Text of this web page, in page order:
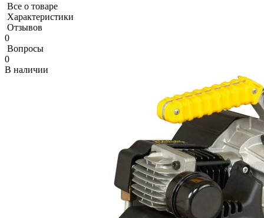
Все о товаре
Характеристики
Отзывов
0
Вопросы
0
В наличии